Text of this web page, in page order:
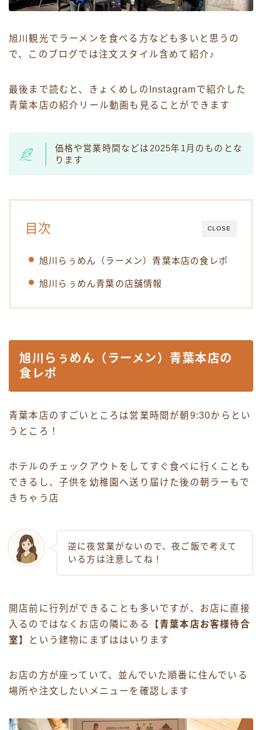
旭川観光でラーメンを食べる方なども多いと思うの
で、このブログでは注文スタイル含めて紹介♪
最後まで読むと、きょくめしのInstagramで紹介した
青葉本店の紹介リール動画も見ることができます
価格や営業時間などは2025年1月のものとな
ります
CLOSE
目次
旭川らぅめん（ラーメン）青葉本店の食レポ
旭川らぅめん青葉の店舗情報
旭川らぅめん（ラーメン）青葉本店の
食レポ
青葉本店のすごいところは営業時間が朝9:30からとい
うところ！
ホテルのチェックアウトをしてすぐ食べに行くことも
できるし、子供を幼稚園へ送り届けた後の朝ラーもで
きちゃう店
逆に夜営業がないので、夜ご飯で考えて
いる方は注意してね！
開店前に行列ができることも多いですが、お店に直接
入るのではなくお店の隣にある
【青葉本店お客様待合
室】
という建物にまずははいります
お店の方が座っていて、並んでいた順番に住んでいる
場所や注文したいメニューを確認します